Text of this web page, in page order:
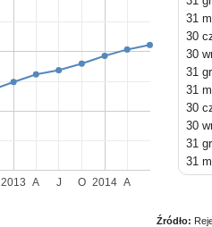
2013 2014
A J O A
31
30
30
31
31
30
30
31
31
30
31
Źródło: